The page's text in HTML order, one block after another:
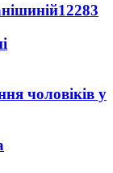
12283
чоловіків у